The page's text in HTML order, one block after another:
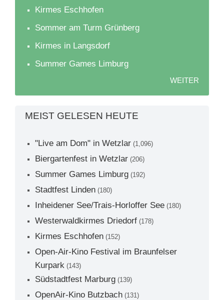
Kirmes Eschhofen
Sommer am Turm Grünberg
Kirmes in Langsdorf
Summer Games Limburg
WEITER
MEIST GELESEN HEUTE
"Live am Dom" in Wetzlar (1,096)
Biergartenfest in Wetzlar (206)
Summer Games Limburg (192)
Stadtfest Linden (180)
Inheidener See/Trais-Horloffer See (180)
Westerwaldkirmes Driedorf (178)
Kirmes Eschhofen (152)
Open-Air-Kino Festival im Braunfelser
Kurpark (143)
Südstadtfest Marburg (139)
OpenAir-Kino Butzbach (131)